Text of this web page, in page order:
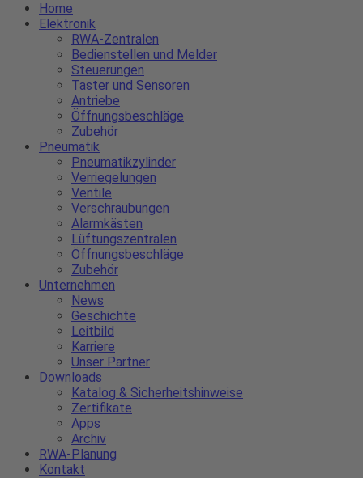
Home
Elektronik
RWA-Zentralen
Bedienstellen und Melder
Steuerungen
Taster und Sensoren
Antriebe
Öffnungsbeschläge
Zubehör
Pneumatik
Pneumatikzylinder
Verriegelungen
Ventile
Verschraubungen
Alarmkästen
Lüftungszentralen
Öffnungsbeschläge
Zubehör
Unternehmen
News
Geschichte
Leitbild
Karriere
Unser Partner
Downloads
Katalog & Sicherheitshinweise
Zertifikate
Apps
Archiv
RWA-Planung
Kontakt